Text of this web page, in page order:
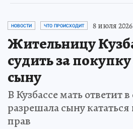
НОВОСТИ ЧТО ПРОИСХОДИТ 8 июля 2026
Жительницу
судить за
сыну
В Кузбассе мать ответит в
разрешала сыну
прав